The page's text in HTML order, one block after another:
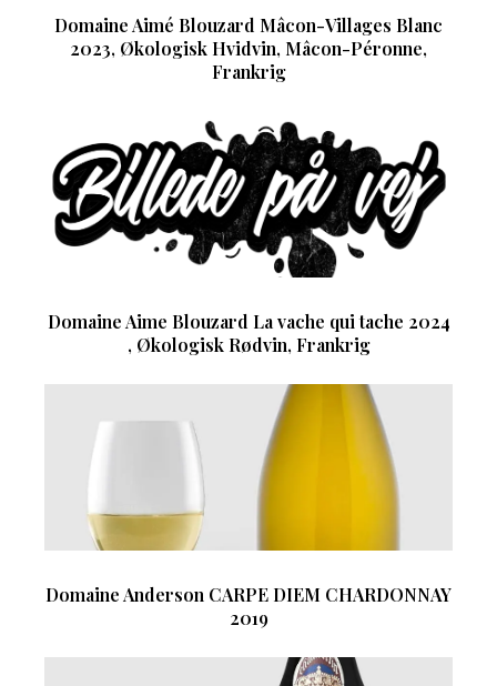
Domaine Aimé Blouzard Mâcon-Villages Blanc
2023, Økologisk Hvidvin, Mâcon-Péronne,
Frankrig
Domaine Aime Blouzard La vache qui tache 2024
, Økologisk Rødvin, Frankrig
Domaine Anderson CARPE DIEM CHARDONNAY
2019